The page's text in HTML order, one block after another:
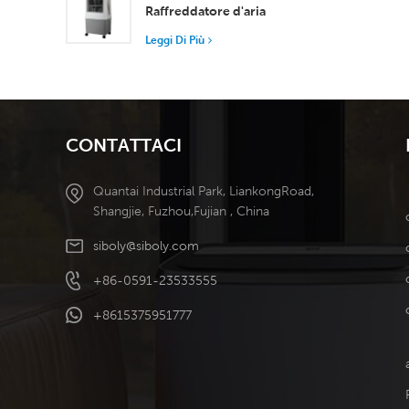
superiore
Raffreddatore d'aria
portatile industriale
ad alta efficienza
Leggi Di Più
CONTATTACI
Quantai Industrial Park, LiankongRoad,
Shangjie, Fuzhou,Fujian , China
siboly@siboly.com
+86-0591-23533555
+8615375951777